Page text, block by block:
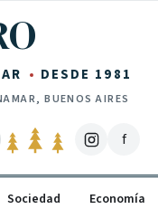
DESDE 1981
BUENOS AIRES
f
Sociedad Economía